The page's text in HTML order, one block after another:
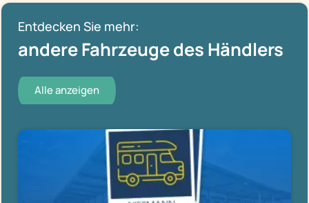
Entdecken Sie mehr:
andere Fahrzeuge des Händlers
Alle anzeigen